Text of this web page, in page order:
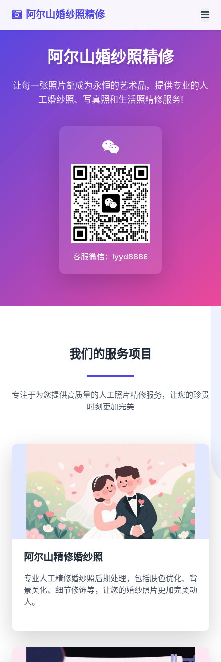
阿尔山婚纱照精修
阿尔山婚纱照精修
让每一张照片都成为永恒的艺术品，提供专业的人
工婚纱照、写真照和生活照精修服务!
客服微信：lyyd8886
我们的服务项目
专注于为您提供高质量的人工照片精修服务，让您的珍贵
时刻更加完美
阿尔山精修婚纱照
专业人工精修婚纱照后期处理，包括肤色优化、背
景美化、细节修饰等，让您的婚纱照片更加完美动
人。